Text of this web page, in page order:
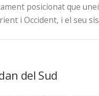
posicionat que
i Occident, i el seu
del Sud